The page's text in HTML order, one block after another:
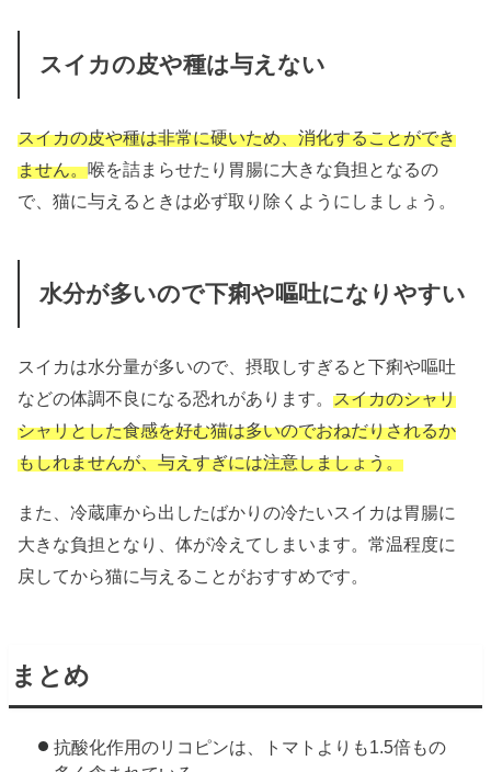
スイカの皮や種は与えない
スイカの皮や種は非常に硬いため、消化することができ
ません。喉を詰まらせたり胃腸に大きな負担となるの
で、猫に与えるときは必ず取り除くようにしましょう。
水分が多いので下痢や嘔吐になりやすい
スイカは水分量が多いので、摂取しすぎると下痢や嘔吐
などの体調不良になる恐れがあります。スイカのシャリ
シャリとした食感を好む猫は多いのでおねだりされるか
もしれませんが、与えすぎには注意しましょう。
また、冷蔵庫から出したばかりの冷たいスイカは胃腸に
大きな負担となり、体が冷えてしまいます。常温程度に
戻してから猫に与えることがおすすめです。
まとめ
抗酸化作用のリコピンは、トマトよりも1.5倍もの